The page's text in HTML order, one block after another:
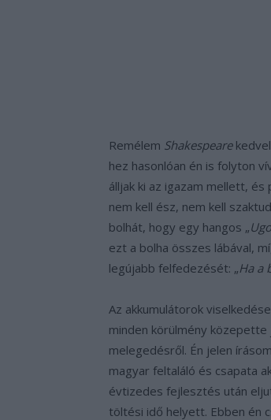
Remélem Shakespeare
hez hasonlóan én is folyton
álljak ki az igazam mellett,
nem kell ész, nem kell
bolhát, hogy egy hangos „
ezt a bolha összes lábával,
legújabb felfedezését: „Ha a
Az akkumulátorok
minden körülmény
melegedésről. Én jelen
magyar feltaláló és csapata
évtizedes fejlesztés után
töltési idő helyett. Ebben én